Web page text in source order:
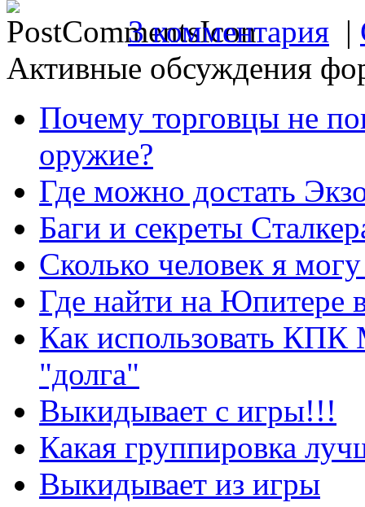
3 комментария |
Активные обсуждения
Почему торговцы не
оружие?
Где можно достать
Баги и секреты
Сколько человек я
Где найти на Юпитере
Как использовать
"долга"
Выкидывает с игры!!!
Какая группировка
Выкидывает из игры